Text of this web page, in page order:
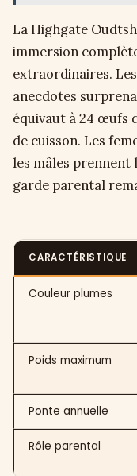
La Highgate
immersion
extraordinaires.
anecdotes
équivaut à 24 œufs
de cuisson. Les
les mâles prennent
garde parental
CARACTÉRISTIQUE
Couleur plumes
Poids maximum
Ponte annuelle
Rôle parental